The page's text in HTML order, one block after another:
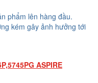
phẩm lên hàng đầu.
kém gây ảnh hưởng tới
ASPIRE